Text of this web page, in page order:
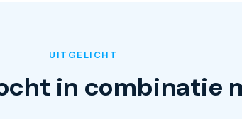
UITGELICHT
in combinatie